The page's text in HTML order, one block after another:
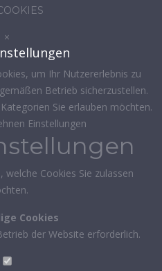
×
um Ihr Nutzererlebnis zu
Betrieb sicherzustellen.
Sie erlauben möchten.
Einstellungen
welche Cookies Sie zulassen
Cookies
der Website erforderlich.